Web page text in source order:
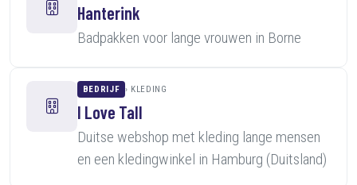
Hanterink
Badpakken voor lange vrouwen in Borne
BEDRIJF KLEDING
I Love Tall
Duitse webshop met kleding lange mensen
en een kledingwinkel in Hamburg (Duitsland)